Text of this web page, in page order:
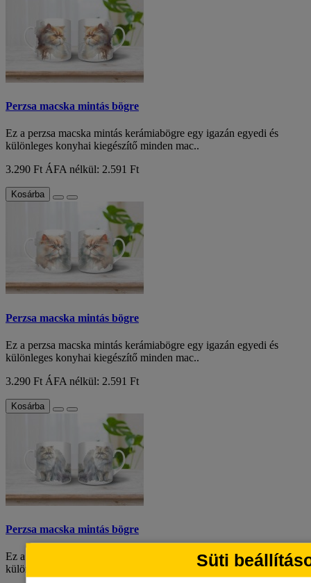
Perzsa macska mintás bögre
Ez a perzsa macska mintás kerámiabögre egy igazán egyedi és
különleges konyhai kiegészítő minden mac..
3.290 Ft ÁFA nélkül: 2.591 Ft
Kosárba
Perzsa macska mintás bögre
Ez a perzsa macska mintás kerámiabögre egy igazán egyedi és
különleges konyhai kiegészítő minden mac..
3.290 Ft ÁFA nélkül: 2.591 Ft
Kosárba
Perzsa macska mintás bögre
Ez a perzsa macska mintás kerámiabögre egy igazán egyedi és
különleges konyhai kiegészítő minden mac..Süti